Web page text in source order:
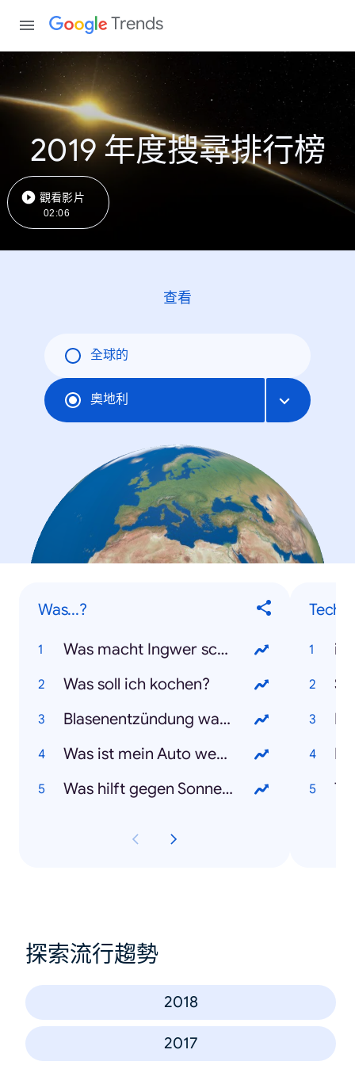
Trends
2019 年度搜尋排行榜
觀看影片
02:06
查看
全球的
奧地利
Was...?
Was macht Ingwer scharf?
Was soll ich kochen?
Blasenentzündung was tun?
Was ist mein Auto wert?
Was hilft gegen Sonnenbrand?
探索流行趨勢
2018
2017